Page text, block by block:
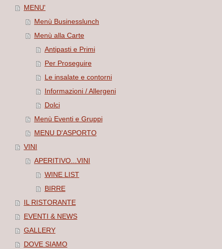
MENU'
Menù Businesslunch
Menù alla Carte
Antipasti e Primi
Per Proseguire
Le insalate e contorni
Informazioni / Allergeni
Dolci
Menù Eventi e Gruppi
MENU D'ASPORTO
VINI
APERITIVO...VINI
WINE LIST
BIRRE
IL RISTORANTE
EVENTI & NEWS
GALLERY
DOVE SIAMO